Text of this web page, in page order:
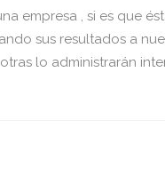
empresa , si es que
sus resultados a
lo administrarán